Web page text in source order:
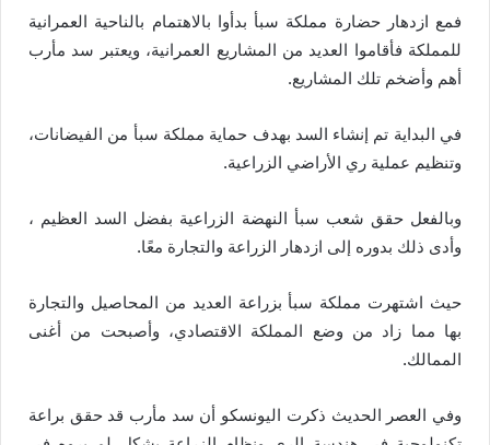
فمع ازدهار حضارة مملكة سبأ بدأوا بالاهتمام بالناحية العمرانية
للمملكة فأقاموا العديد من المشاريع العمرانية، ويعتبر سد مأرب
أهم وأضخم تلك المشاريع.
في البداية تم إنشاء السد بهدف حماية مملكة سبأ من الفيضانات،
وتنظيم عملية ري الأراضي الزراعية.
وبالفعل حقق شعب سبأ النهضة الزراعية بفضل السد العظيم ،
وأدى ذلك بدوره إلى ازدهار الزراعة والتجارة معًا.
حيث اشتهرت مملكة سبأ بزراعة العديد من المحاصيل والتجارة
بها مما زاد من وضع المملكة الاقتصادي، وأصبحت من أغنى
الممالك.
وفي العصر الحديث ذكرت اليونسكو أن سد مأرب قد حقق براعة